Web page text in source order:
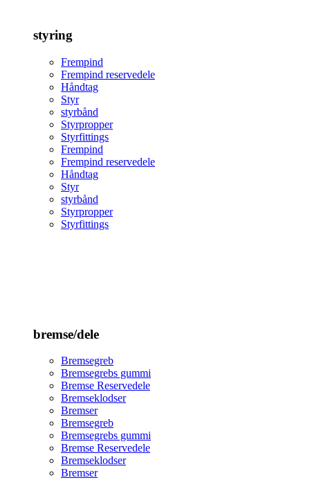
styring
Frempind
Frempind reservedele
Håndtag
Styr
styrbånd
Styrpropper
Styrfittings
Frempind
Frempind reservedele
Håndtag
Styr
styrbånd
Styrpropper
Styrfittings
bremse/dele
Bremsegreb
Bremsegrebs gummi
Bremse Reservedele
Bremseklodser
Bremser
Bremsegreb
Bremsegrebs gummi
Bremse Reservedele
Bremseklodser
Bremser